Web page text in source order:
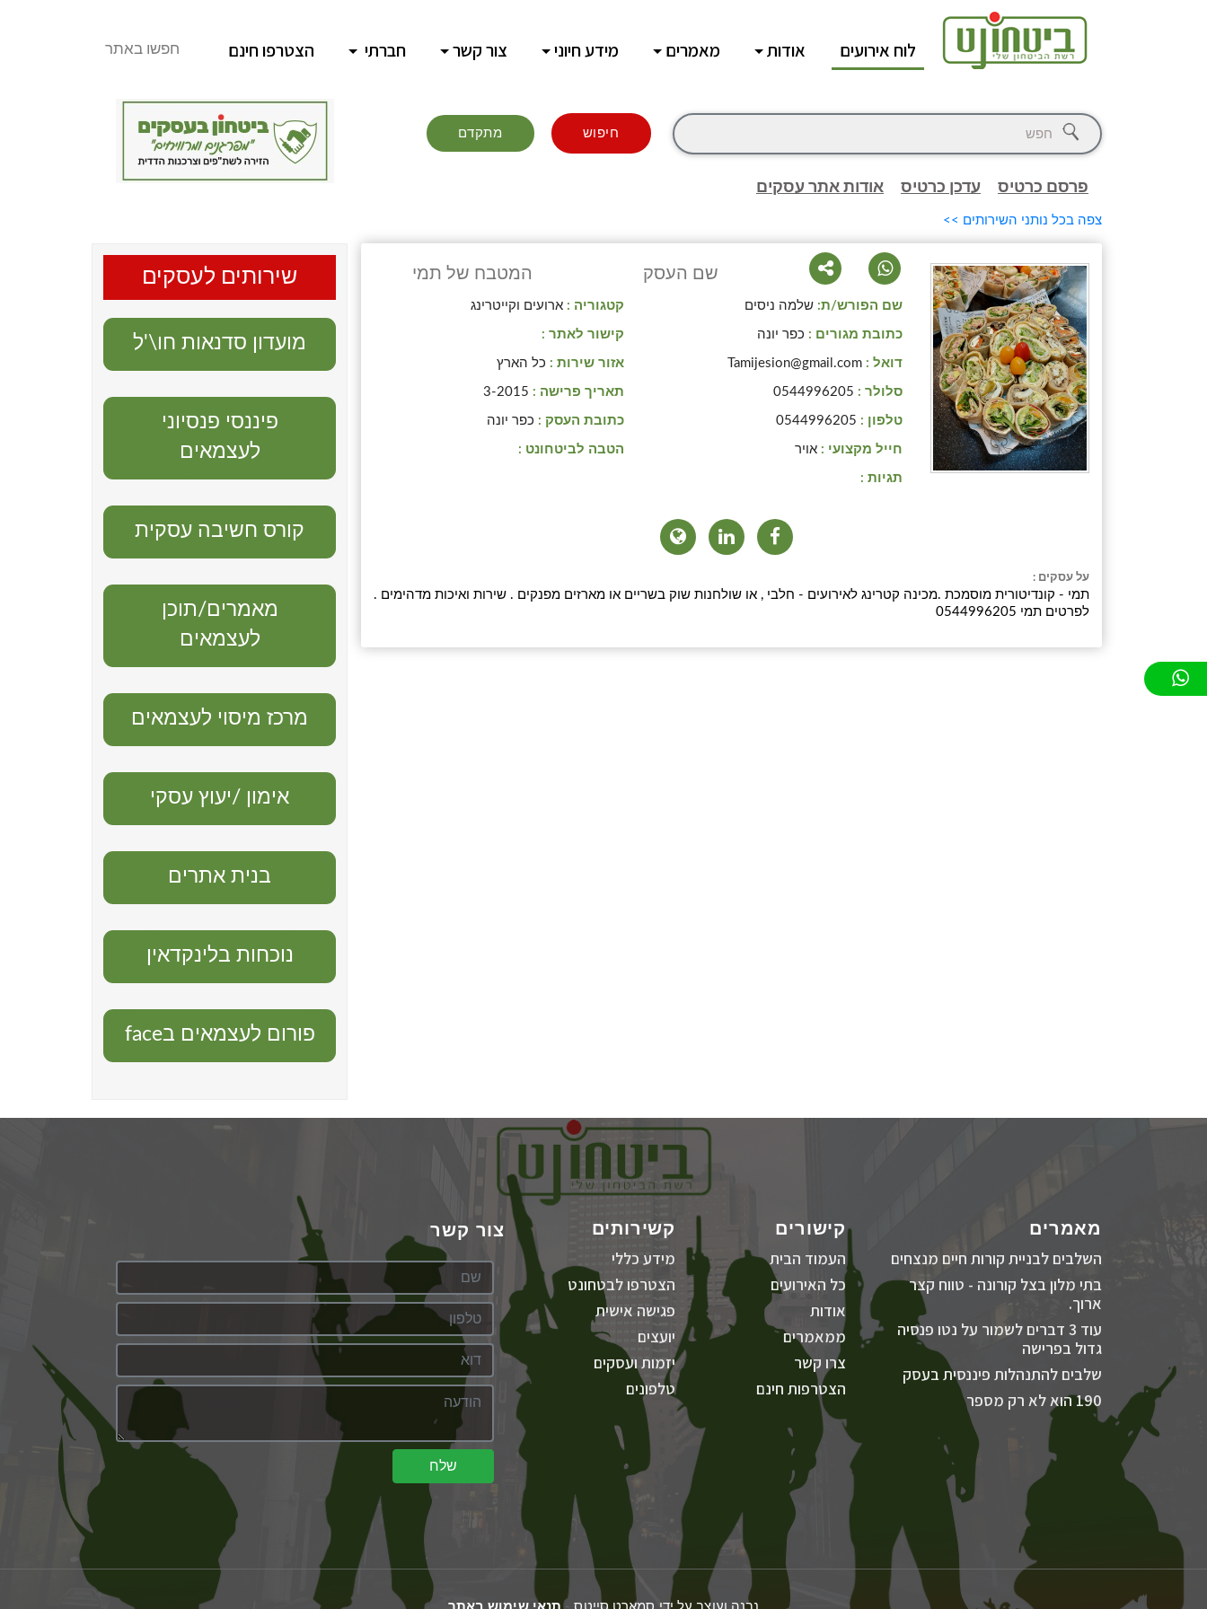
לוח אירועים אודות מאמרים מידע חיוני צור קשר חברתי הצטרפו חינם חפשו באתר
חיפוש מתקדם
פרסם כרטיס עדכן כרטיס אודות אתר עסקים
צפה בכל נותני השירותים >>
שם העסק המטבח של תמי
שם הפורש/ת: שלמה ניסים
כתובת מגורים : כפר יונה
דואל : Tamijesion@gmail.com
סלולר : 0544996205
טלפון : 0544996205
חייל מקצועי : אויר
תגיות :
קטגוריה : ארועים וקייטרינג
קישור לאתר :
אזור שירות : כל הארץ
תאריך פרישה : 3-2015
כתובת העסק : כפר יונה
הטבה לביטחונט :
על עסקים :
תמי - קונדיטורית מוסמכת .מכינה קטרינג לאירועים - חלבי , או שולחנות שוק בשריים או מארזים מפנקים . שירות ואיכות מדהימים .
לפרטים תמי 0544996205
שירותים לעסקים
מועדון סדנאות חו\'ל
פיננסי פנסיוני
לעצמאים
קורס חשיבה עסקית
מאמרים/תוכן
לעצמאים
מרכז מיסוי לעצמאים
אימון /יעוץ עסקי
בנית אתרים
נוכחות בלינקדאין
פורום לעצמאים בface
מאמרים
השלבים לבניית קורות חיים מנצחים
בתי מלון בצל קורונה - טווח קצר
ארוך.
עוד 3 דברים לשמור על נטו פנסיה
גדול בפרישה
שלבים להתנהלות פיננסית בעסק
190 הוא לא רק מספר
קישורים
העמוד הבית
כל האירועים
אודות
ממאמרים
צרו קשר
הצטרפות חינם
קשירותים
מידע כללי
הצטרפו לבטחונט
פגישה אישית
יועצים
יזמות ועסקים
טלפונים
צור קשר
שלח